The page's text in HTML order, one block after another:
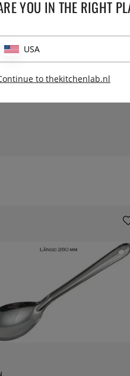
YOU IN THE RIGHT
USA
to thekitchenlab.nl